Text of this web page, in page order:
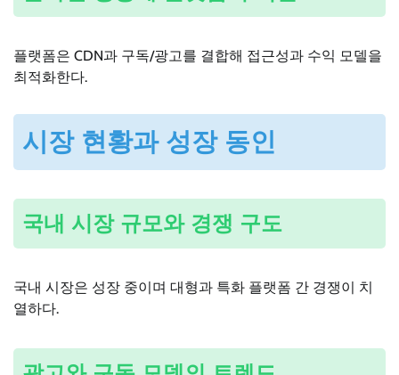
플랫폼은 CDN과 구독/광고를 결합해 접근성과 수익 모델을
최적화한다.
시장 현황과 성장 동인
국내 시장 규모와 경쟁 구도
국내 시장은 성장 중이며 대형과 특화 플랫폼 간 경쟁이 치
열하다.